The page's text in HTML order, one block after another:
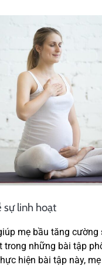
sự linh hoạt
mẹ bầu tăng
trong những bài tập
hiện bài tập này,